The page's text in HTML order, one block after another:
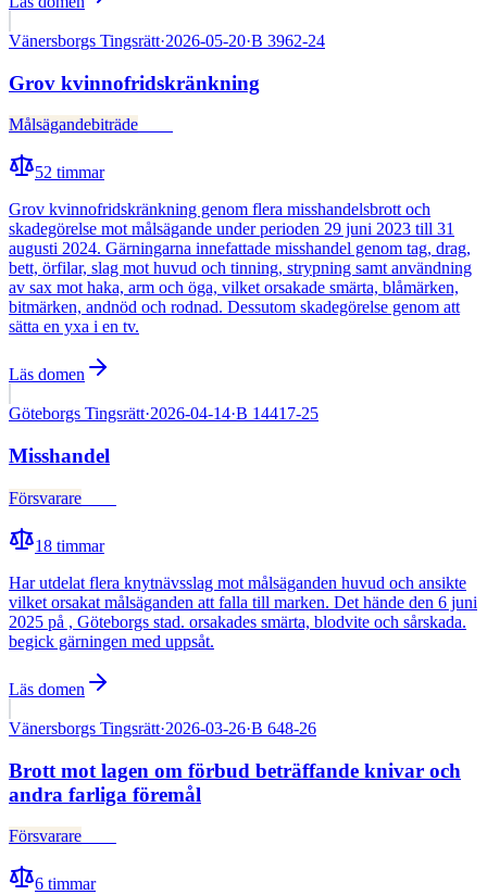
Vänersborgs Tingsrätt·2026-05-20·B 3962-24
Grov kvinnofridskränkning
Målsägandebiträde
52 timmar
Grov kvinnofridskränkning genom flera misshandelsbrott och
skadegörelse mot målsägande under perioden 29 juni 2023 till 31
augusti 2024. Gärningarna innefattade misshandel genom tag, drag,
bett, örfilar, slag mot huvud och tinning, strypning samt användning
av sax mot haka, arm och öga, vilket orsakade smärta, blåmärken,
bitmärken, andnöd och rodnad. Dessutom skadegörelse genom att
sätta en yxa i en tv.
Läs domen
Göteborgs Tingsrätt·2026-04-14·B 14417-25
Misshandel
Försvarare
18 timmar
Har utdelat flera knytnävsslag mot målsäganden huvud och ansikte
vilket orsakat målsäganden att falla till marken. Det hände den 6 juni
2025 på , Göteborgs stad. orsakades smärta, blodvite och sårskada.
begick gärningen med uppsåt.
Läs domen
Vänersborgs Tingsrätt·2026-03-26·B 648-26
Brott mot lagen om förbud beträffande knivar och
andra farliga föremål
Försvarare
6 timmar